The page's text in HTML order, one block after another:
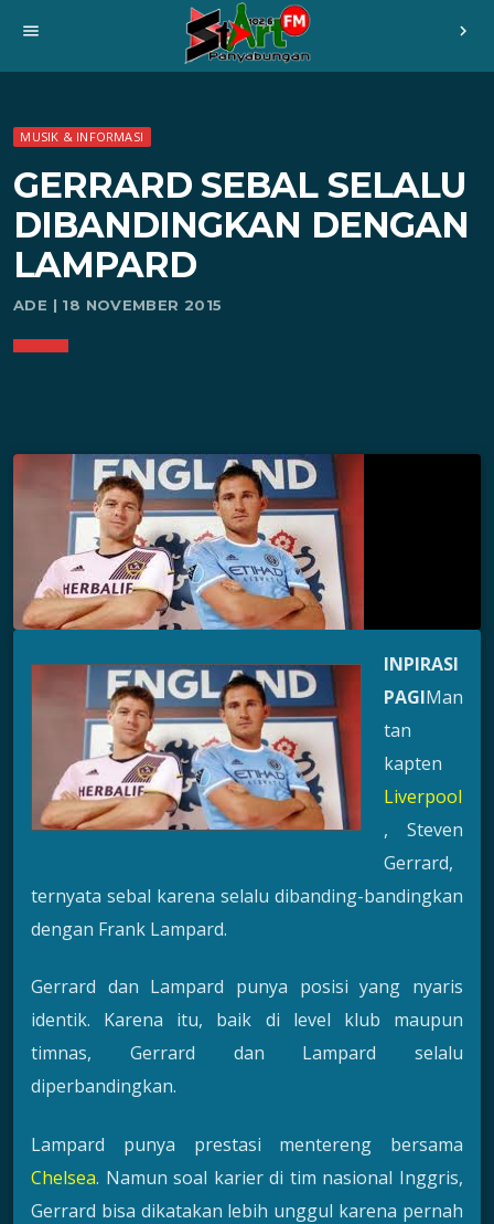
menu chevron_right
MUSIK & INFORMASI
GERRARD SEBAL SELALU
DIBANDINGKAN DENGAN
LAMPARD
ADE | 18 NOVEMBER 2015
INPIRASI
PAGIMan
tan
kapten
Liverpool
, Steven
Gerrard,
ternyata sebal karena selalu dibanding-bandingkan
dengan Frank Lampard.
Gerrard dan Lampard punya posisi yang nyaris
identik. Karena itu, baik di level klub maupun
timnas, Gerrard dan Lampard selalu
diperbandingkan.
Lampard punya prestasi mentereng bersama
Chelsea. Namun soal karier di tim nasional Inggris,
Gerrard bisa dikatakan lebih unggul karena pernah